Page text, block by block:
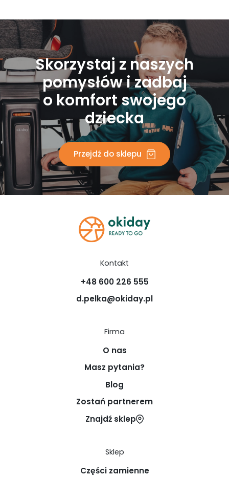
Skorzystaj z naszych
pomysłów i zadbaj
o komfort swojego
dziecka
Przejdź do sklepu
Kontakt
+48 600 226 555
d.pelka@okiday.pl
Firma
O nas
Masz pytania?
Blog
Zostań partnerem
Znajdź sklep
Sklep
Części zamienne